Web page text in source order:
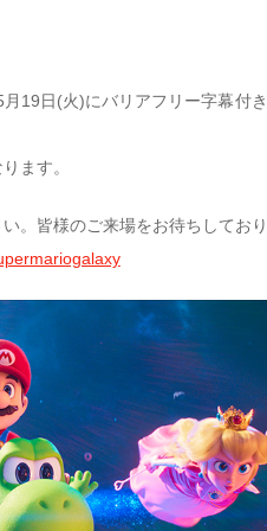
19日(火)にバリアフリー字幕付
ます。
。皆様のご来場をお待ちしており